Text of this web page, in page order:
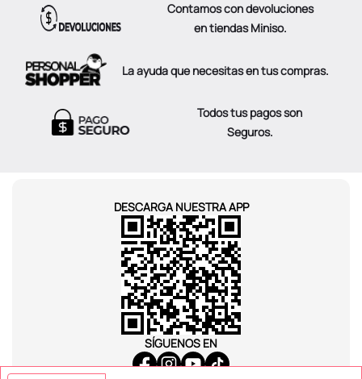
Contamos con devoluciones
en tiendas Miniso.
La ayuda que necesitas en tus compras.
Todos tus pagos son
Seguros.
DESCARGA NUESTRA APP
SÍGUENOS EN